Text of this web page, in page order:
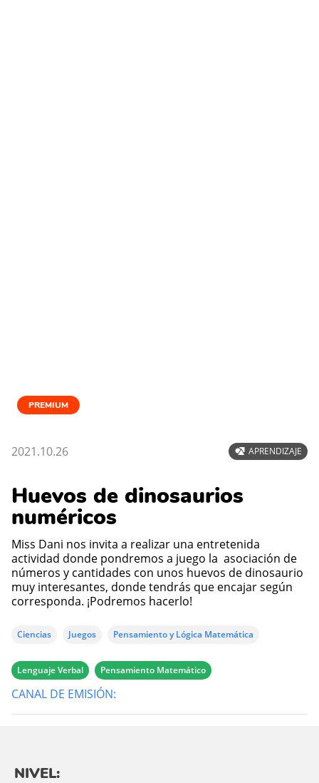
PREMIUM
2021.10.26 APRENDIZAJE
Huevos de dinosaurios
numéricos
Miss Dani nos invita a realizar una entretenida
actividad donde pondremos a juego la asociación de
números y cantidades con unos huevos de dinosaurio
muy interesantes, donde tendrás que encajar según
corresponda. ¡Podremos hacerlo!
Ciencias Juegos Pensamiento y Lógica Matemática
Lenguaje Verbal Pensamiento Matemático
CANAL DE EMISIÓN:
NIVEL: